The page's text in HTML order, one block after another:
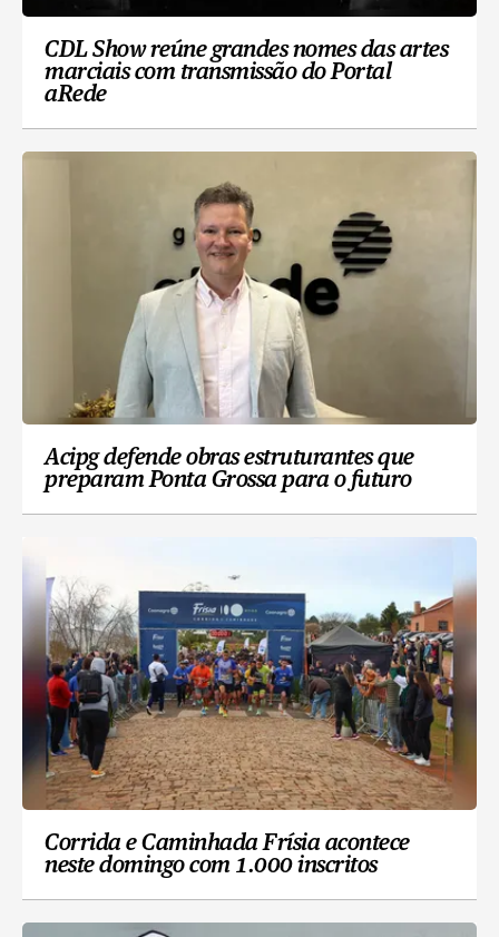
CDL Show reúne grandes nomes das artes
marciais com transmissão do Portal
aRede
Acipg defende obras estruturantes que
preparam Ponta Grossa para o futuro
Corrida e Caminhada Frísia acontece
neste domingo com 1.000 inscritos